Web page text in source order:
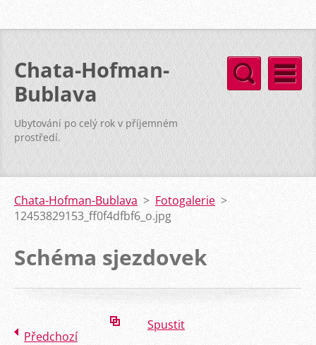
Chata-Hofman-
Bublava
Ubytování po celý rok v příjemném
prostředí.
Chata-Hofman-Bublava > Fotogalerie >
12453829153_ff0f4dfbf6_o.jpg
Schéma sjezdovek
Předchozí
Spustit